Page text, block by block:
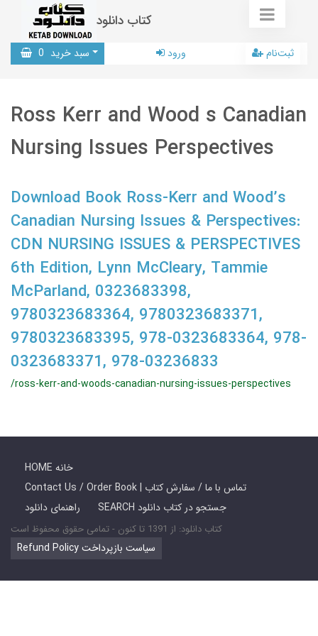
کتاب دانلود
سبد خرید 0 ورود ثبت‌نام
Ross Kerr and Wood s Canadian
Nursing Issues Perspectives
Download Book Ross-Kerr and Wood’s
Canadian Nursing Issues & Perspectives:
CDN NURSING ISSUES & PERSPECTIVES
6th Edition, Lynn McCleary, Tammie
McParland, 0323683398,
9780323683364, 9780323683371,
9780323683395, 978-0323683364, 978-
0323683371, 978-03236833
/ross-kerr-and-woods-canadian-nursing-issues-perspectives
HOME خانه
Contact Us / Order Book | تماس با ما / سفارش کتاب
راهنمای دانلود
SEARCH جستجو در کتاب دانلود
کتاب دانلود: از 1391 تا کنون - تمامی حقوق محفوظ است
Refund Policy سیاست بازپرداخت